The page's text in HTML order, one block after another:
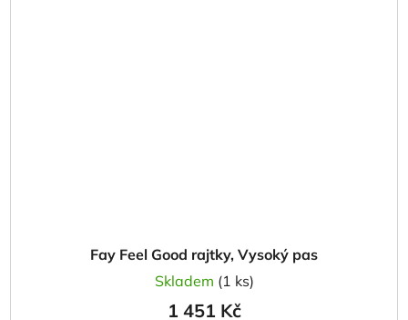
Fay Feel Good rajtky, Vysoký pas
Skladem (1 ks)
1 451 Kč